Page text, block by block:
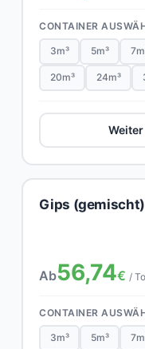
CONTAINER
3m³ 5m³
20m³ 24m³
Gips (gemischt)
Ab56,74€ /
CONTAINER
3m³ 5m³